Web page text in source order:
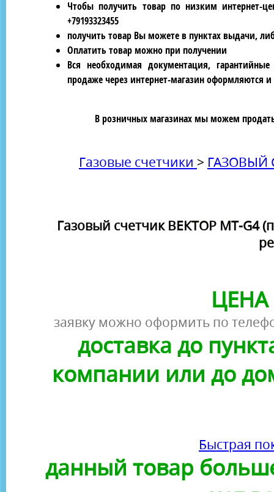
Чтобы получить товар по низким интернет-
+79193323455
получить товар Вы можете в пунктах выдачи,
Оплатить товар можно при получении
Вся необходимая документация,
продаже через интернет-магазин оформляются
В розничных магазинах мы можем
Газовые счетчики > ГАЗОВЫЙ
Газовый счетчик ВЕКТОР МТ-G4
ЦЕНА
заявку можно оформить по
доставка до
компании или до
Быстрая
данный товар